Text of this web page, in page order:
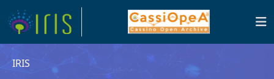
IRIS